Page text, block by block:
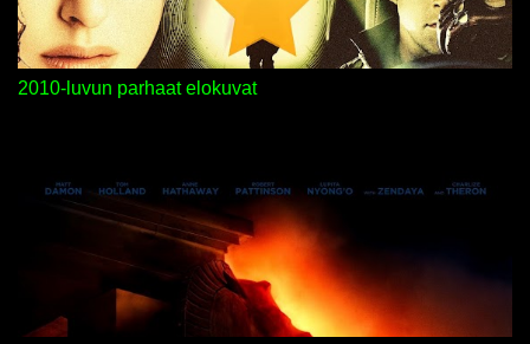
2010-luvun parhaat elokuvat